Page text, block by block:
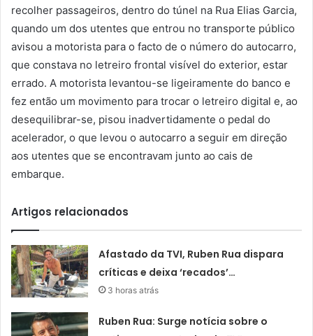
recolher passageiros, dentro do túnel na Rua Elias Garcia,
quando um dos utentes que entrou no transporte público
avisou a motorista para o facto de o número do autocarro,
que constava no letreiro frontal visível do exterior, estar
errado. A motorista levantou-se ligeiramente do banco e
fez então um movimento para trocar o letreiro digital e, ao
desequilibrar-se, pisou inadvertidamente o pedal do
acelerador, o que levou o autocarro a seguir em direção
aos utentes que se encontravam junto ao cais de
embarque.
Artigos relacionados
Afastado da TVI, Ruben Rua dispara
críticas e deixa ‘recados’…
3 horas atrás
Ruben Rua: Surge notícia sobre o